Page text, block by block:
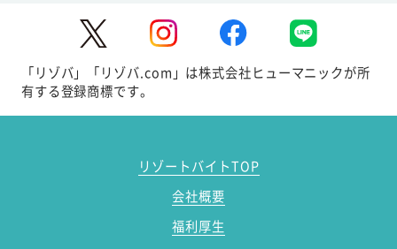
「リゾバ」「リゾバ.com」は株式会社ヒューマニックが所
有する登録商標です。
リゾートバイトTOP
会社概要
福利厚生